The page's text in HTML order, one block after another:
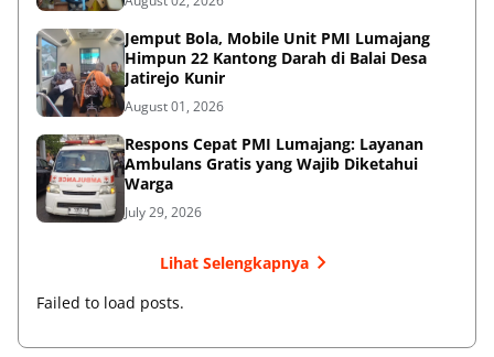
Jemput Bola, Mobile Unit PMI Lumajang
Himpun 22 Kantong Darah di Balai Desa
Jatirejo Kunir
August 01, 2026
Respons Cepat PMI Lumajang: Layanan
Ambulans Gratis yang Wajib Diketahui
Warga
July 29, 2026
Lihat Selengkapnya
Failed to load posts.